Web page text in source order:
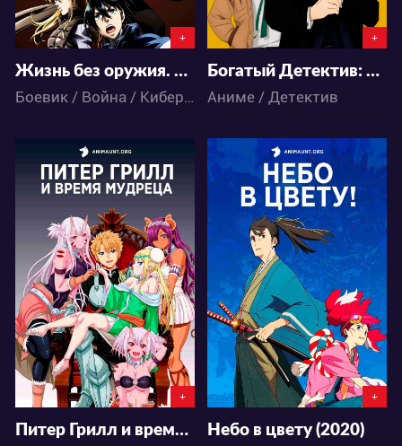
+
Жизнь без оружия. 2 Сезон
Боевик / Война / Киберпанк / Экшен / Фантастика / Аниме
+
Богатый Детектив: Баланс неограничен
Аниме / Детектив
45915
18 271
+
Питер Грилл и время мудреца
66438
20 14
+
Небо в цвету (2020)